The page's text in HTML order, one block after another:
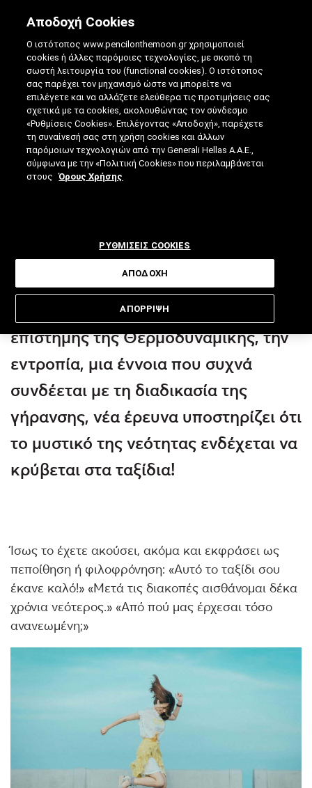
ΠΏΣ ΤΑ ΤΑΞΊΔΙΑ ΕΠΙΒΡΑΔΎΝΟΥΝ ΤΗΝ
ΓΉΡΑΝΣΗ;
08.07.2025|4 ΛΕΠΤΑ ΑΝΑΓΝΩΣΗΣ|
ΑΠΟ: ΒΊΚΥ ΤΣΟΎΡΤΟΥ
Βασιζόμενη σε έναν νόμο της
επιστήμης της Θερμοδυναμικής, την
εντροπία, μια έννοια που συχνά
συνδέεται με τη διαδικασία της
γήρανσης, νέα έρευνα υποστηρίζει ότι
το μυστικό της νεότητας ενδέχεται να
κρύβεται στα ταξίδια!
Ίσως το έχετε ακούσει, ακόμα και εκφράσει ως
πεποίθηση ή φιλοφρόνηση: «Αυτό το ταξίδι σου
έκανε καλό!» «Μετά τις διακοπές αισθάνομαι δέκα
χρόνια νεότερος.» «Από πού μας έρχεσαι τόσο
ανανεωμένη;»
Αποδοχή Cookies
Ο ιστότοπος www.pencilonthemoon.gr χρησιμοποιεί
cookies ή άλλες παρόμοιες τεχνολογίες, με σκοπό τη
σωστή λειτουργία του (functional cookies). Ο ιστότοπος
σας παρέχει τον μηχανισμό ώστε να μπορείτε να
επιλέγετε και να αλλάζετε ελεύθερα τις προτιμήσεις σας
σχετικά με τα cookies, ακολουθώντας τον σύνδεσμο
«Ρυθμίσεις Cookies». Επιλέγοντας «Αποδοχή», παρέχετε
τη συναίνεσή σας στη χρήση cookies και άλλων
παρόμοιων τεχνολογιών από την Generali Hellas A.A.E.,
σύμφωνα με την «Πολιτική Cookies» που περιλαμβάνεται
στους
Όρους Χρήσης
ΡΥΘΜΙΣΕΙΣ COOKIES
ΑΠΟΡΡΙΨΗ
ΑΠΟΔΟΧΗ